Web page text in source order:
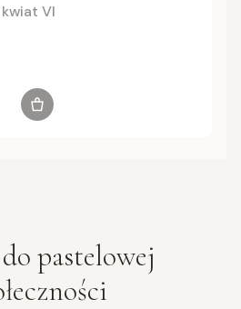
VI
Zobacz produkt
pastelowej